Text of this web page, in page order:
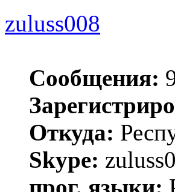
zuluss008
Сообщения:
Откуда:
Skype:
прог. языки: